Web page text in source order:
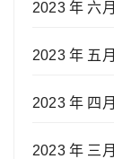
2023 年 六月
2023 年 五月
2023 年 四月
2023 年 三月